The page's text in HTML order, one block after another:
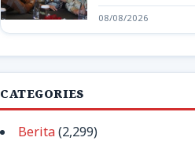
Apresiasi untuk
Penggerak
Indonesia Timur
08/08/2026
CATEGORIES
Berita(2,299)